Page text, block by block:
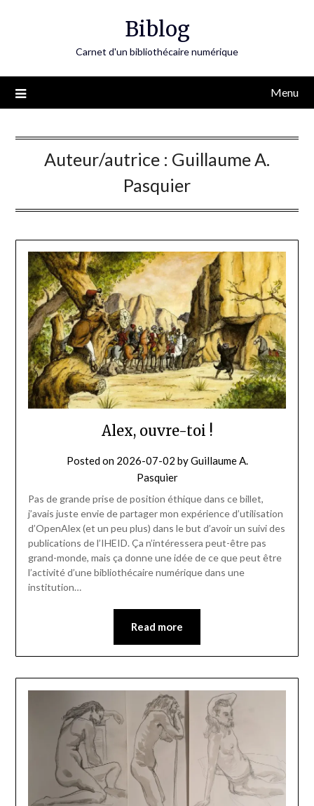
Biblog
Carnet d'un bibliothécaire numérique
Menu
Auteur/autrice : Guillaume A.
Pasquier
Alex, ouvre-toi !
Posted on 2026-07-02 byGuillaume A.
Pasquier
Pas de grande prise de position éthique dans ce billet,
j’avais juste envie de partager mon expérience d’utilisation
d’OpenAlex (et un peu plus) dans le but d’avoir un suivi des
publications de l’IHEID. Ça n’intéressera peut-être pas
grand-monde, mais ça donne une idée de ce que peut être
l’activité d’une bibliothécaire numérique dans une
institution…
Read more